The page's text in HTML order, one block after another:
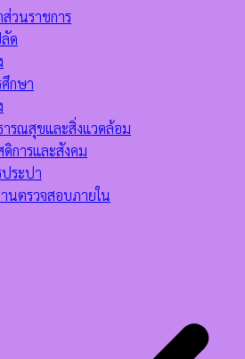
วนราชการ
ด
ศึกษา
ารณสุขและสิ่งแวดล้อม
ดิการและสังคม
ประปา
นตรวจสอบภายใน